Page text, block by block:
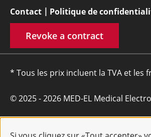
Contact Politique de
Revoke a contract
* Tous les prix incluent la TVA et
© 2025 - 2026 MED-EL Medical